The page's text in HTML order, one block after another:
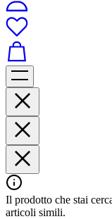
Il prodotto che stai
articoli simili.